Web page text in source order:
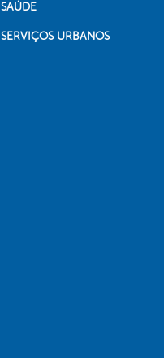
SAÚDE
SERVIÇOS URBANOS